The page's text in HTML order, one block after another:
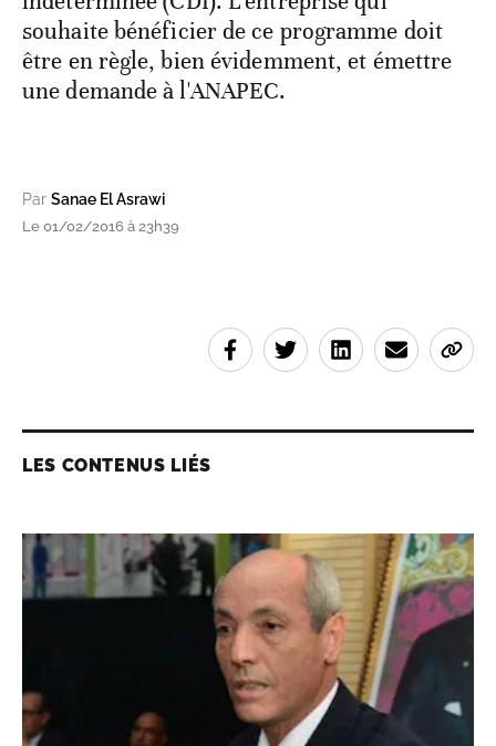
souhaite bénéficier de ce programme doit
être en règle, bien évidemment, et émettre
une demande à l'ANAPEC.
Par Sanae El Asrawi
Le 01/02/2016 à 23h39
LES CONTENUS LIÉS